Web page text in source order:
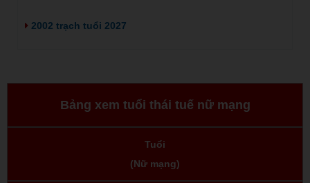
2002 trạch tuổi 2027
Bảng xem tuổi thái tuế nữ mạng
Tuổi
(Nữ mạng)